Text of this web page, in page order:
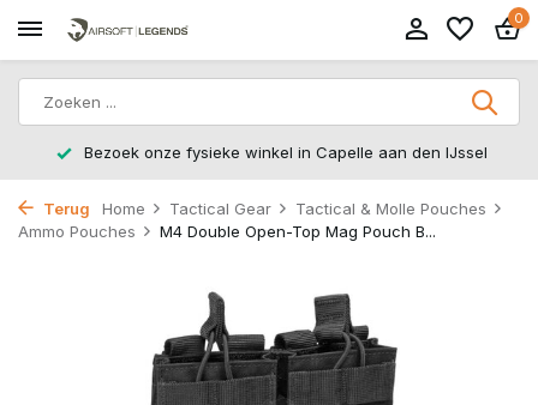
0
Bezoek onze fysieke winkel in Capelle aan den IJssel
Terug Home Tactical Gear
Tactical & Molle Pouches
Ammo Pouches
M4 Double Open-Top Mag Pouch B...